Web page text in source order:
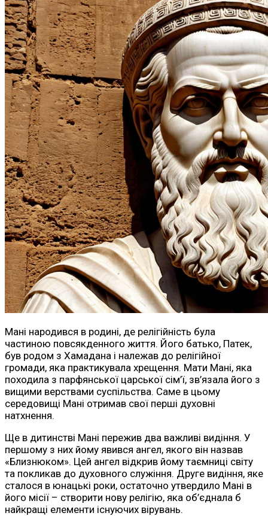
Мані народився в родині, де релігійність була
частиною повсякденного життя. Його батько, Патек,
був родом з Хамадана і належав до релігійної
громади, яка практикувала хрещення. Мати Мані, яка
походила з парфянської царської сім’ї, зв’язала його з
вищими верствами суспільства. Саме в цьому
середовищі Мані отримав свої перші духовні
натхнення.
Ще в дитинстві Мані пережив два важливі видіння. У
першому з них йому явився ангел, якого він назвав
«Близнюком». Цей ангел відкрив йому таємниці світу
та покликав до духовного служіння. Друге видіння, яке
сталося в юнацькі роки, остаточно утвердило Мані в
його місії – створити нову релігію, яка об’єднала б
найкращі елементи існуючих вірувань.